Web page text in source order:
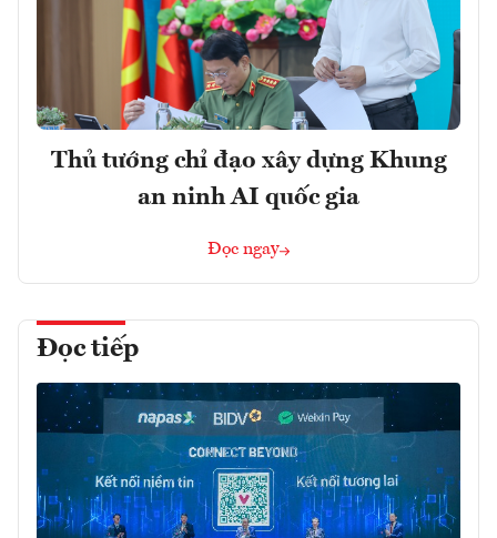
Thủ tướng chỉ đạo xây dựng Khung
an ninh AI quốc gia
Đọc ngay
Đọc tiếp